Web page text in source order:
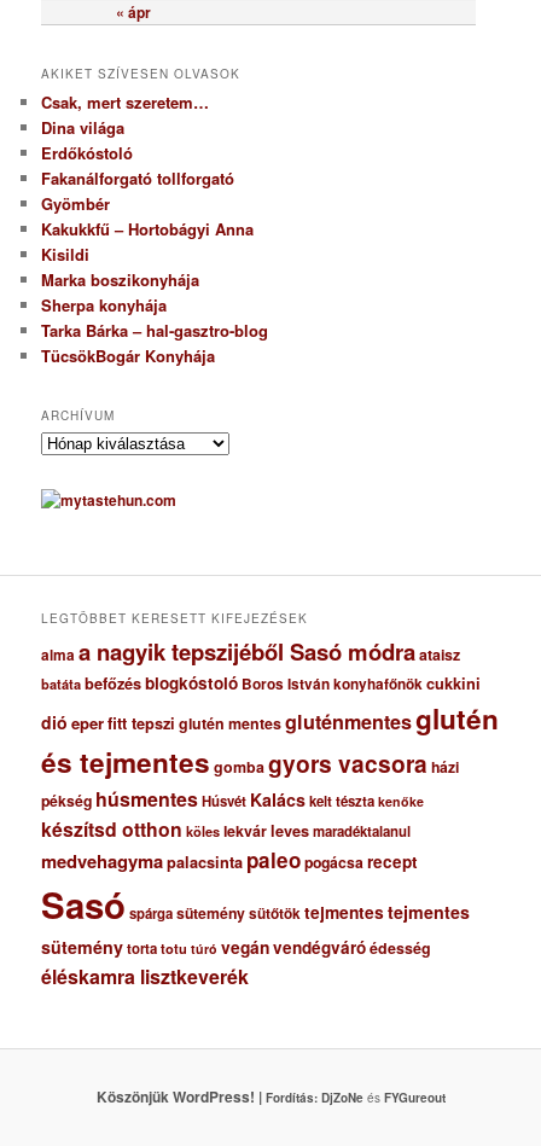
« ápr
AKIKET SZÍVESEN OLVASOK
Csak, mert szeretem…
Dina világa
Erdőkóstoló
Fakanálforgató tollforgató
Gyömbér
Kakukkfű – Hortobágyi Anna
Kisildi
Marka boszikonyhája
Sherpa konyhája
Tarka Bárka – hal-gasztro-blog
TücsökBogár Konyhája
ARCHÍVUM
A
c
h
u
LEGTÖBBET KERESETT KIFEJEZÉSEK
almaa nagyik tepszijéből Sasó módraataisz
batáta befőzésblogkóstoló Boros István konyhafőnökcukkini
dió eperfitt tepszi glutén mentesgluténmentesglutén
és tejmentes gombagyors vacsora házi
pékség húsmentesHúsvét Kalácskelt tészta kenőke
készítsd otthon köles lekvárlevesmaradéktalanul
medvehagymapalacsinta paleopogácsa recept
Sasó spárgasüteménysütőtöktejmentestejmentes
süteménytorta totu túró vegánvendégváróédesség
éléskamra lisztkeverék
Köszönjük WordPress! | Fordítás: DjZoNeés FYGureout